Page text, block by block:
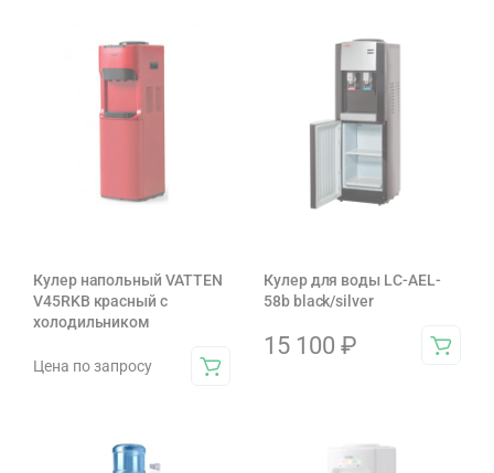
Кулер напольный VATTEN
V45RKB красный с
холодильником
Цена по запросу
Кулер для воды LC-AEL-
58b black/silver
15 100 ₽